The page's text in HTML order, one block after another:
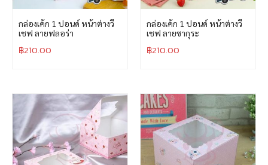
กล่องเค้ก 1 ปอนด์ หน้าต่างวี
เชฟ ลายฟลอร่า
฿210.00
กล่องเค้ก 1 ปอนด์ หน้าต่างวี
เชฟ ลายซากุระ
฿210.00